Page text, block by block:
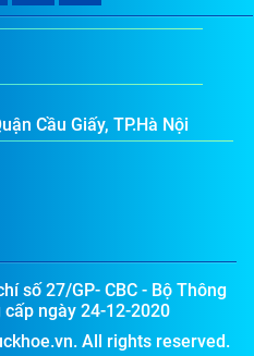
Cầu Giấy, TP.Hà Nội
số 27/GP- CBC - Bộ Thông
ngày 24-12-2020
All rights reserved.